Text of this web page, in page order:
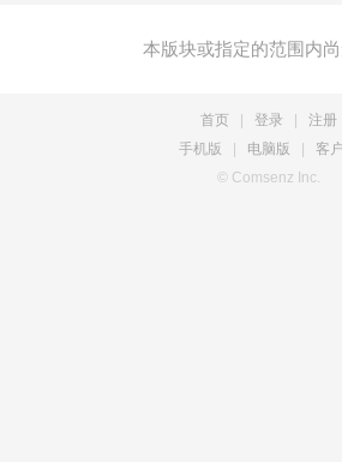
本版块或指定的范围内
首页 登录
注册
手机版
电脑版
客
© Comsenz Inc.